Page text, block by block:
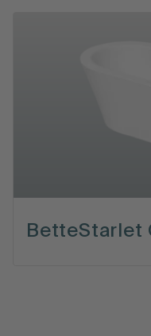
BetteStarlet